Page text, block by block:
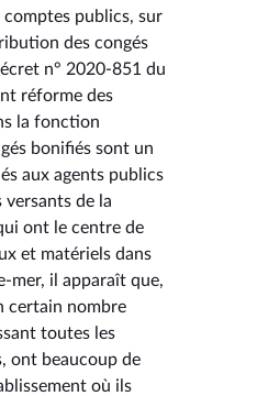
comptes publics, sur
des congés
n° 2020-851 du
réforme des
la fonction
bonifiés sont un
aux agents publics
de la
ont le centre de
et matériels dans
mer, il apparaît que,
certain nombre
toutes les
ont beaucoup de
où ils